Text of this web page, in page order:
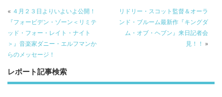
b
o
o
k
er a
o
« ４月２３日よりいよいよ公開！
『フォービデン・ゾーン＜リミテ
ッド・フォー・レイト・ナイト
＞』音楽家ダニー・エルフマンか
らのメッセージ！
リドリー・スコット監督＆オーラ
ンド・ブルーム最新作『キングダ
ム・オブ・ヘブン』来日記者会
見！！ »
レポート記事検索